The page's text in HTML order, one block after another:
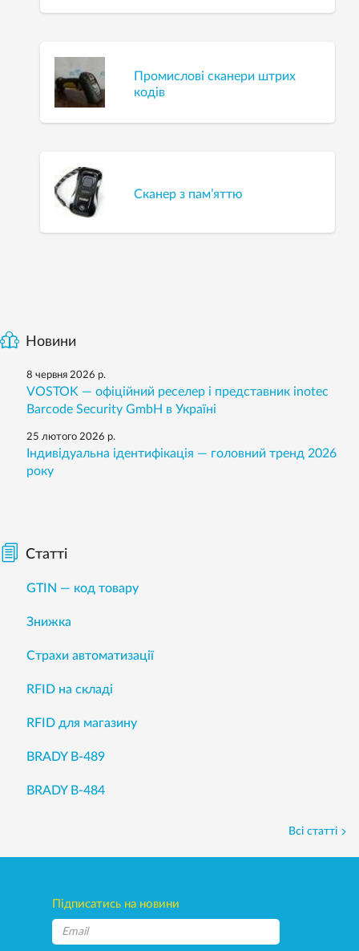
Промислові сканери штрих
кодів
Сканер з пам’яттю
Новини
8 червня 2026 р.
VOSTOK — офіційний реселер і представник inotec
Barcode Security GmbH в Україні
25 лютого 2026 р.
Індивідуальна ідентифікація — головний тренд 2026
року
Статті
GTIN — код товару
Знижка
Страхи автоматизації
RFID на складі
RFID для магазину
BRADY B-489
BRADY B-484
Всі статті
Підписатись на новини